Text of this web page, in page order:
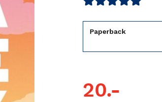
Paperback
20.-